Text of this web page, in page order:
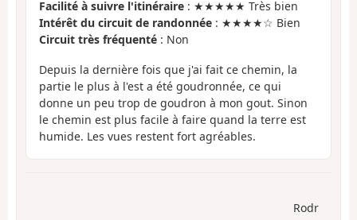
Facilité à suivre l'itinéraire : ★★★★★ Très bien
Intérêt du circuit de randonnée : ★★★★☆ Bien
Circuit très fréquenté : Non
Depuis la dernière fois que j'ai fait ce chemin, la
partie le plus à l'est a été goudronnée, ce qui
donne un peu trop de goudron à mon gout. Sinon
le chemin est plus facile à faire quand la terre est
humide. Les vues restent fort agréables.
Rodr